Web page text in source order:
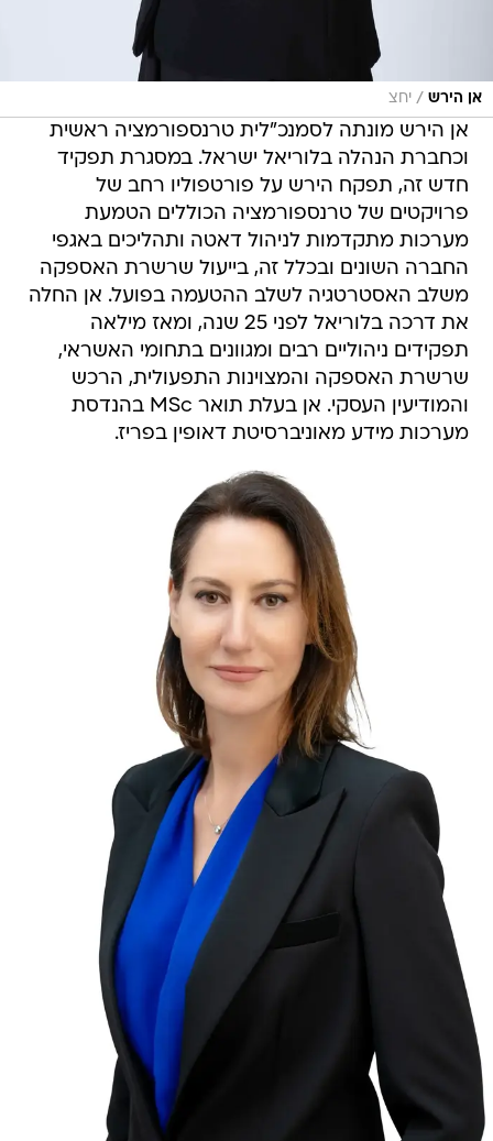
אן הירש / יחצ
אן הירש מונתה לסמנכ"לית טרנספורמציה ראשית
וכחברת הנהלה בלוריאל ישראל. במסגרת תפקיד
חדש זה, תפקח הירש על פורטפוליו רחב של
פרויקטים של טרנספורמציה הכוללים הטמעת
מערכות מתקדמות לניהול דאטה ותהליכים באגפי
החברה השונים ובכלל זה, בייעול שרשרת האספקה
משלב האסטרטגיה לשלב ההטעמה בפועל. אן החלה
את דרכה בלוריאל לפני 25 שנה, ומאז מילאה
תפקידים ניהוליים רבים ומגוונים בתחומי האשראי,
שרשרת האספקה והמצוינות התפעולית, הרכש
והמודיעין העסקי. אן בעלת תואר MSc בהנדסת
מערכות מידע מאוניברסיטת דאופין בפריז.